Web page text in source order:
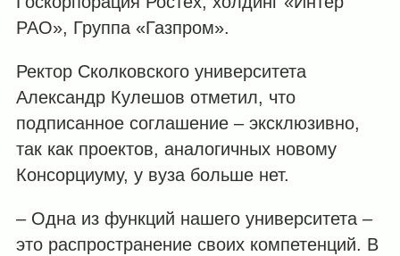
РАО», Группа «Газпром».
Ректор Сколковского университета
Александр Кулешов отметил, что
подписанное соглашение – эксклюзивно,
так как проектов, аналогичных новому
Консорциуму, у вуза больше нет.
– Одна из функций нашего университета –
это распространение своих компетенций. В